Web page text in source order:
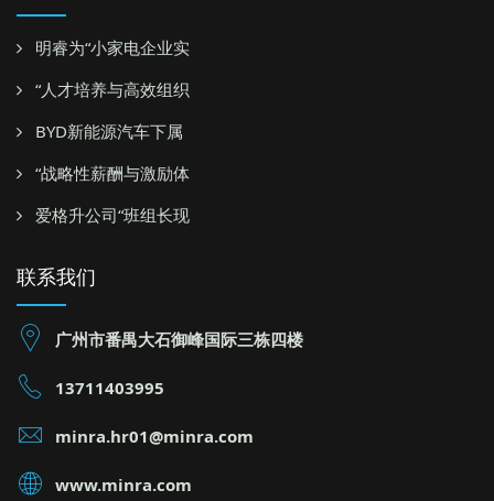
明睿为“小家电企业实
“人才培养与高效组织
BYD新能源汽车下属
“战略性薪酬与激励体
爱格升公司“班组长现
联系我们
广州市番禺大石御峰国际三栋四楼
13711403995
minra.hr01@minra.com
www.minra.com